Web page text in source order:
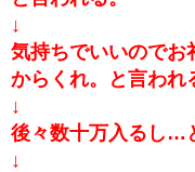
↓
気持ちでいいのでお
からくれ。と言われ
↓
後々数十万入るし…
↓